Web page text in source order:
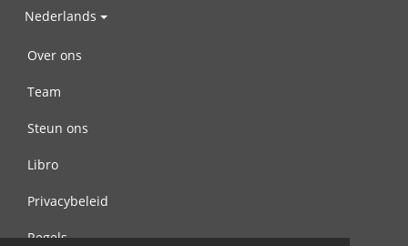
Nederlands
Over ons
Team
Steun ons
Libro
Privacybeleid
Regels